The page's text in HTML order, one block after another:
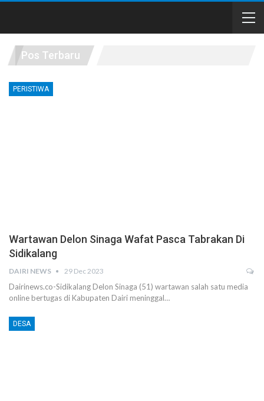
Pos Terbaru
PERISTIWA
Wartawan Delon Sinaga Wafat Pasca Tabrakan Di
Sidikalang
DAIRI NEWS 29 Dec 2023
Dairinews.co-Sidikalang Delon Sinaga (51) wartawan salah satu media
online bertugas di Kabupaten Dairi meninggal…
DESA